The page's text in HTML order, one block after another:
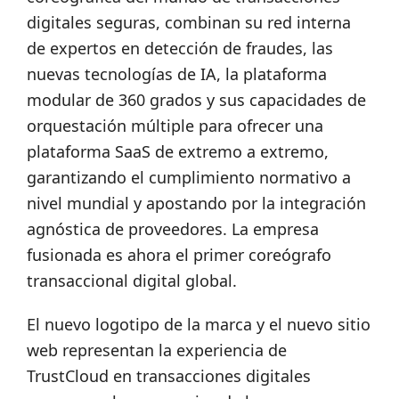
digitales seguras, combinan su red interna
de expertos en detección de fraudes, las
nuevas tecnologías de IA, la plataforma
modular de 360 grados y sus capacidades de
orquestación múltiple para ofrecer una
plataforma SaaS de extremo a extremo,
garantizando el cumplimiento normativo a
nivel mundial y apostando por la integración
agnóstica de proveedores. La empresa
fusionada es ahora el primer coreógrafo
transaccional digital global.
El nuevo logotipo de la marca y el nuevo sitio
web representan la experiencia de
TrustCloud en transacciones digitales